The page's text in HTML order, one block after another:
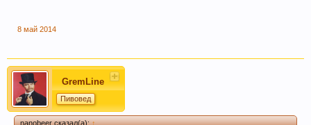
8 май 2014
GremLine
Пивовед
nanobeer сказал(а):↑